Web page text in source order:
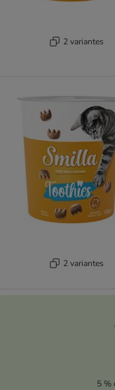
2 variantes
2 variantes
5 %